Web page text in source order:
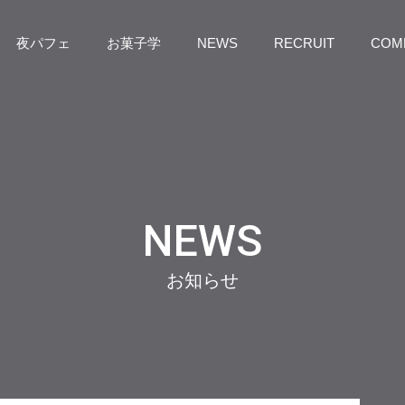
夜パフェ お菓子学 NEWS RECRUIT
NEWS
お知らせ